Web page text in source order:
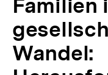
Familien
Wandel: